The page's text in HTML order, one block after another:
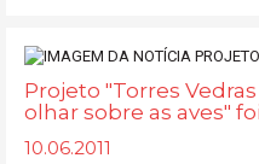
Projeto "Torres
olhar sobre as aves"
10.06.2011